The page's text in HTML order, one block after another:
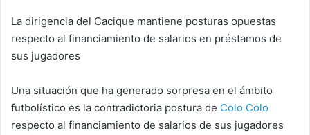
La dirigencia del Cacique mantiene posturas opuestas
respecto al financiamiento de salarios en préstamos de
sus jugadores
Una situación que ha generado sorpresa en el ámbito
futbolístico es la contradictoria postura de Colo Colo
respecto al financiamiento de salarios de sus jugadores